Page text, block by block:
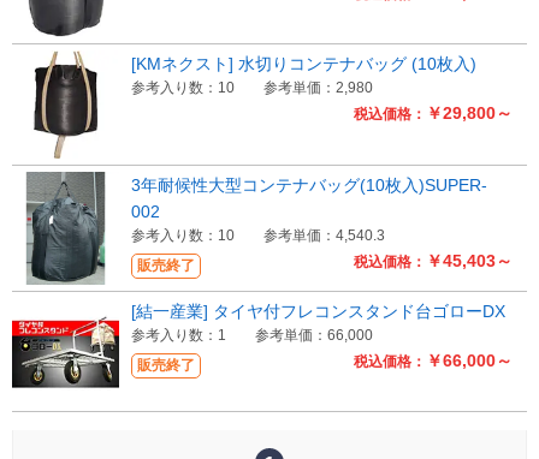
税込価格： ￥29,800～
[KMネクスト] 水切りコンテナバッグ (10枚入)
参考入り数：10 参考単価：2,980
販売終了 税込価格： ￥45,403～
3年耐候性大型コンテナバッグ(10枚入)SUPER-
002
参考入り数：10 参考単価：4,540.3
販売終了 税込価格： ￥66,000～
[結一産業] タイヤ付フレコンスタンド台ゴローDX
参考入り数：1 参考単価：66,000